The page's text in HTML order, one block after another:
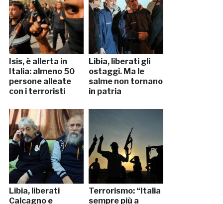
Isis, è allerta in
Italia: almeno 50
persone alleate
con i terroristi
Libia, liberati gli
ostaggi. Ma le
salme non tornano
in patria
Libia, liberati
Calcagno e
Terrorismo: “Italia
sempre più a